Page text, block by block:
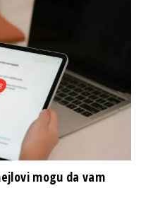
mogu da vam